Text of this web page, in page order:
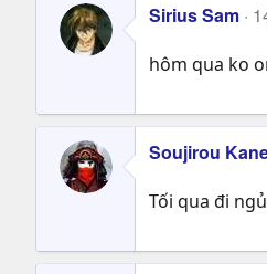
Sirius Sam
hôm qua ko
Soujirou
Tối qua đi